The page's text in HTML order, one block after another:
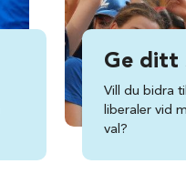
Ge ditt
Vill du bidra
liberaler vid
val?